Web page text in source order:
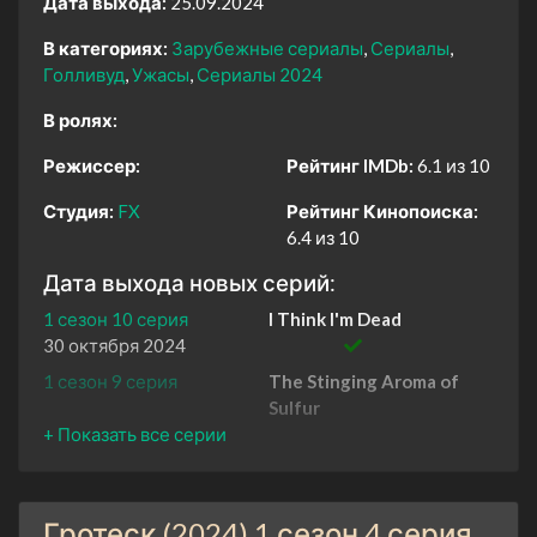
В категориях: Зарубежные сериалы Сериалы
Голливуд Ужасы Сериалы 2024
В ролях:
Режиссер:
Студия: FX
Рейтинг IMDb: 6.1 из 10
Рейтинг Кинопоиска:
6.4 из 10
Дата выхода новых серий:
1 сезон 10 серия
I Think I'm Dead
30 октября 2024
1 сезон 9 серия
The Stinging Aroma of
Sulfur
23 октября 2024
1 сезон 7 серия
Unplugged